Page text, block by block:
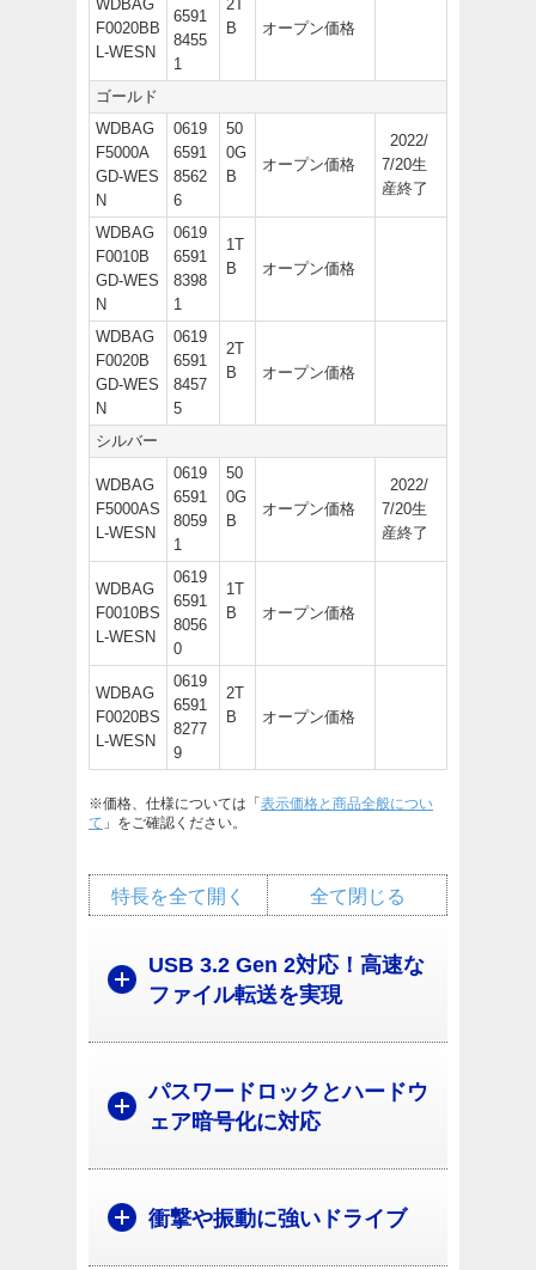
WDBAG
F0020BB
L-WESN
6591
8455
1
2T
B
オープン価格
ゴールド
WDBAG
F5000A
GD-WES
N
0619
6591
8562
6
50
0G
B
オープン価格
2022/
7/20生
産終了
WDBAG
F0010B
GD-WES
N
0619
6591
8398
1
1T
B
オープン価格
WDBAG
F0020B
GD-WES
N
0619
6591
8457
5
2T
B
オープン価格
シルバー
WDBAG
F5000AS
L-WESN
0619
6591
8059
1
50
0G
B
オープン価格
2022/
7/20生
産終了
WDBAG
F0010BS
L-WESN
0619
6591
8056
0
1T
B
オープン価格
WDBAG
F0020BS
L-WESN
0619
6591
8277
9
2T
B
オープン価格
※価格、仕様については「 表示価格と商品全般につい
て 」をご確認ください。
全て閉じる
特長を全て開く
USB 3.2 Gen 2対応！高速な
ファイル転送を実現
パスワードロックとハードウ
ェア暗号化に対応
衝撃や振動に強いドライブ